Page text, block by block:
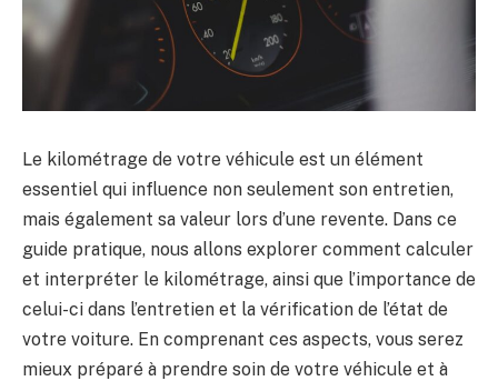
Le kilométrage de votre véhicule est un élément
essentiel qui influence non seulement son entretien,
mais également sa valeur lors d’une revente. Dans ce
guide pratique, nous allons explorer comment calculer
et interpréter le kilométrage, ainsi que l’importance de
celui-ci dans l’entretien et la vérification de l’état de
votre voiture. En comprenant ces aspects, vous serez
mieux préparé à prendre soin de votre véhicule et à